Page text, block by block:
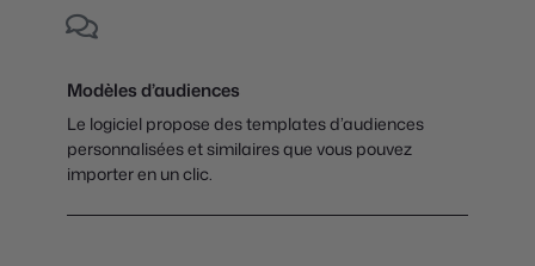
Modèles d’audiences
Le logiciel propose des templates d’audiences
personnalisées et similaires que vous pouvez
importer en un clic.